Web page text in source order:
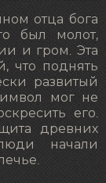
отца бога
был молот,
и гром. Эта
что поднять
развитый
мог не
его.
древних
начали